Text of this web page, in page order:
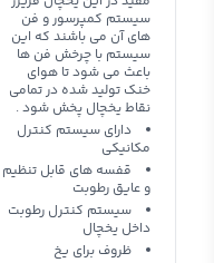
سیستم کمپرسور و فن
های آن می باشند که این
سیستم با چرخش فن ها
باعث می شود تا هوای
خنک تولید شده در تمامی
نقاط یخچال پخش شود .
دارای سیستم کنترل
مکانیکی
قفسه های قابل تنظیم
و عایق رطوبت
سیستم کنترل رطوبت
داخل یخچال
ظروف برای یخ